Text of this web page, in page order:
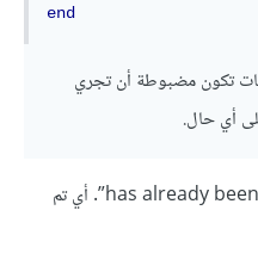
end
تكون مضبوطة أن تجري
أي حال.
رسالة الخطأ الافتراضية هي “has already been taken”. أي تم